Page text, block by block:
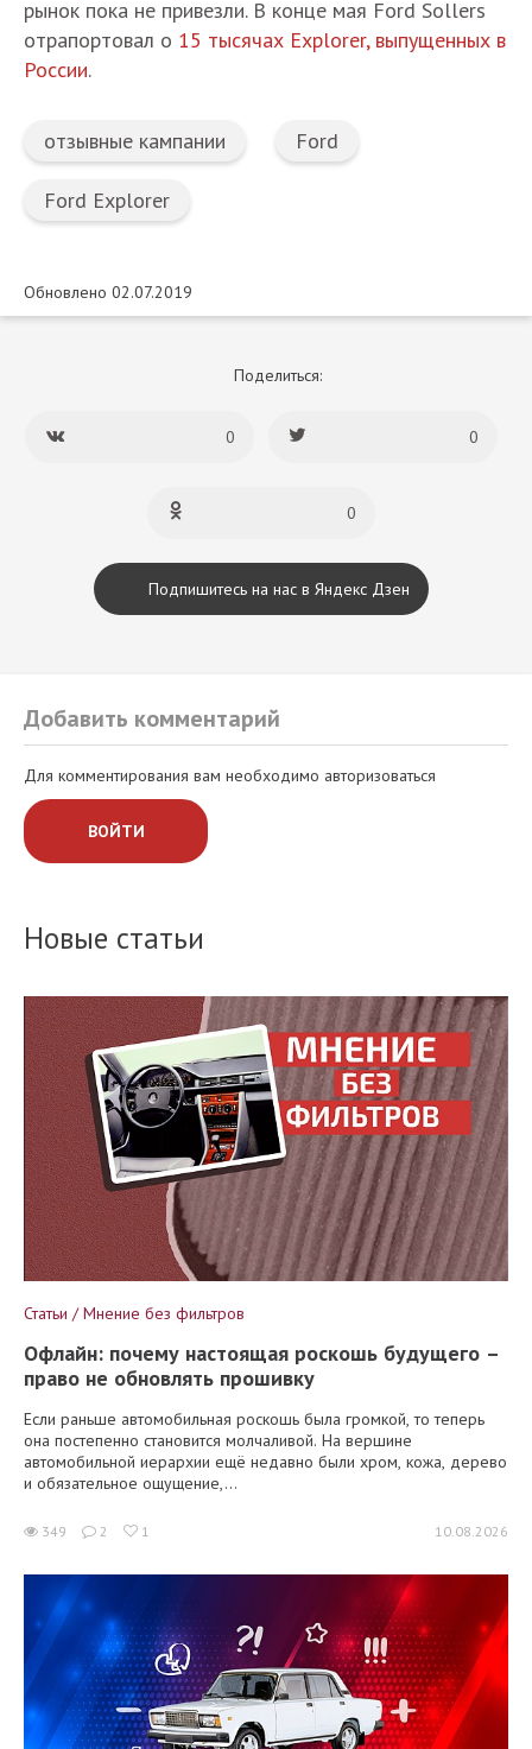
рынок пока не привезли. В конце мая Ford Sollers
отрапортовал о 15 тысячах Explorer, выпущенных в
России.
отзывные кампании Ford
Ford Explorer
Обновлено 02.07.2019
Поделиться:
0 0
0
Подпишитесь на нас в Яндекс Дзен
Добавить комментарий
Для комментирования вам необходимо авторизоваться
ВОЙТИ
Новые статьи
Статьи / Мнение без фильтров
Офлайн: почему настоящая роскошь будущего –
право не обновлять прошивку
Если раньше автомобильная роскошь была громкой, то теперь
она постепенно становится молчаливой. На вершине
автомобильной иерархии ещё недавно были хром, кожа, дерево
и обязательное ощущение,...
349 2 1 10.08.2026